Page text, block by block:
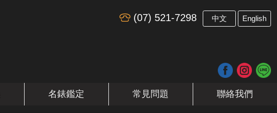
(07) 521-7298 中文 English
名錶鑑定 常見問題 聯絡我們